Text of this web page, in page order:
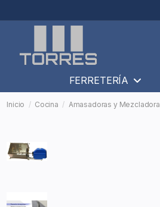
FERRETERÍA
Inicio Cocina Amasadoras y